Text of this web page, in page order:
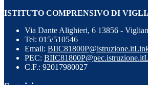
ISTITUTO COMPRENSIVO DI
Via Dante Alighieri, 6 13856 -
Tel: 015/510546
Email: BIIC81800P@istruzione.it
PEC: BIIC81800P@pec.istruzione.it
C.F.: 92017980027